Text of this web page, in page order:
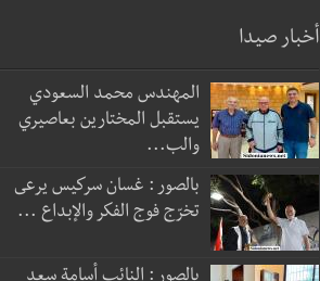
أخبار صيدا
المهندس محمد السعودي
يستقبل المختارين بعاصيري
والب...
بالصور : غسان سركيس يرعى
تخرّج فوج الفكر والإبداع ...